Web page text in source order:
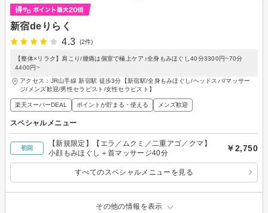
新宿deりらく
4.3
(2件)
【整体×リラク】肩こり/腰痛は個室で極上ケア♪全身もみほぐし40分3300円~70分
4400円~
アクセス：JR山手線 新宿駅 徒歩3分【新宿駅/全身もみほぐし/ヘッドスパ/マッサー
ジ/メンズ歓迎/男性セラピスト/女性セラピスト】
楽天スーパーDEAL ポイントが貯まる・使える メンズ歓迎
スペシャルメニュー
初回
【新規限定】【エラ／ムクミ／二重アゴ／クマ】
小顔もみほぐし＋首マッサージ40分
￥2,750
すべてのスペシャルメニューを見る
その他の情報を表示